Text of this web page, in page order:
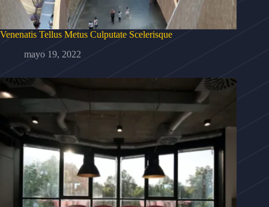
Venenatis Tellus Metus Culputate Scelerisque
mayo 19, 2022